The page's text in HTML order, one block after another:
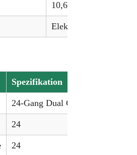
10,6 L (2,8 gal)
Elektrisch, 12 V
Spezifikation
24-Gang Dual Command (2-
24
24